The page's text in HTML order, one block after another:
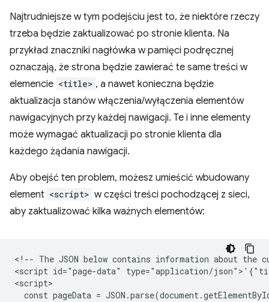
Najtrudniejsze w tym podejściu jest to, że niektóre rzeczy
trzeba będzie zaktualizować po stronie klienta. Na
przykład znaczniki nagłówka w pamięci podręcznej
oznaczają, że strona będzie zawierać te same treści w
elemencie <title> , a nawet konieczna będzie
aktualizacja stanów włączenia/wyłączenia elementów
nawigacyjnych przy każdej nawigacji. Te i inne elementy
może wymagać aktualizacji po stronie klienta dla
każdego żądania nawigacji.
Aby obejść ten problem, możesz umieścić wbudowany
element <script> w części treści pochodzącej z sieci,
aby zaktualizować kilka ważnych elementów:
<!-- The JSON below contains information about the
<script id="page-data" type="application/
<script>
const pageData =